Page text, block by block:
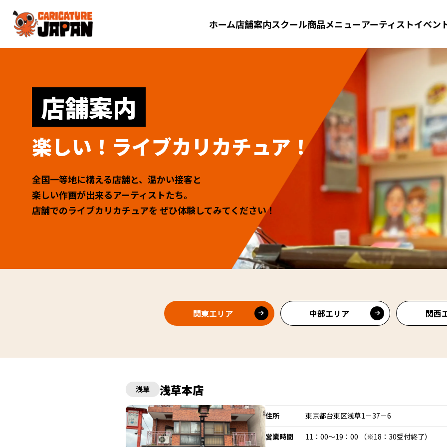
ホーム店舗案内スクール商品メニューアーティストイベン
店舗案内
楽しい！ライブカリカチュア！
全国一等地に構える店舗と、温かい接客と
楽しい作画が出来るアーティストたち。
店舗でのライブカリカチュアを ぜひ体験してみてください！
関東エリア 中部エリア 関西
浅草 浅草本店
住所 東京都台東区浅草1－37－6
営業時間 11：00～19：00 （※18：30受付終了）